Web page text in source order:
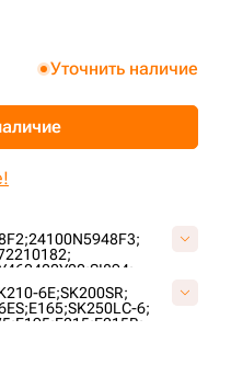
24100N5948F3;
SI894;
6E;SK200SR;
E165;SK250LC-6;
E195;E215;E215B;
Уточнить наличие